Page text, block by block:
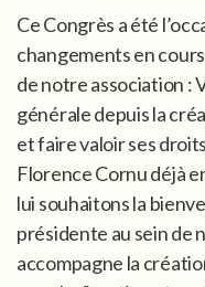
Ce Congrès a été
changements en
de notre association :
générale depuis la
et faire valoir ses
Florence Cornu déjà
lui souhaitons la
présidente au sein de
accompagne la